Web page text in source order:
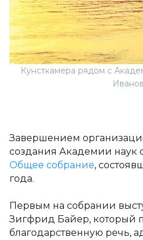
Кунсткамера рядом с
Завершением
создания Академии наук
Общее собрание,
года.
Первым на собрании
Зигфрид Байер, который
благодарственную речь,